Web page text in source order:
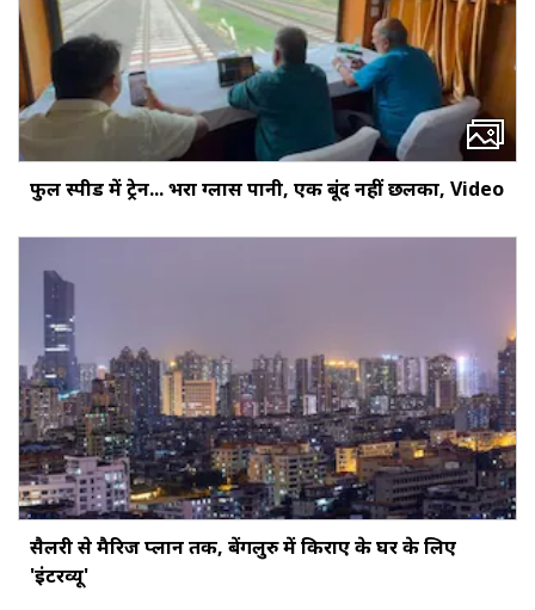
फुल स्पीड में ट्रेन... भरा ग्लास पानी, एक बूंद नहीं छलका, Video
सैलरी से मैरिज प्लान तक, बेंगलुरु में किराए के घर के लिए
'इंटरव्यू'